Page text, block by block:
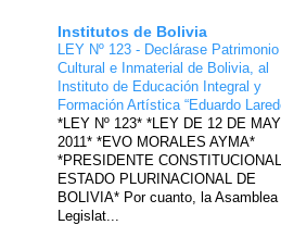
Institutos de Bolivia
LEY Nº 123 - Declárase Patrimonio
Cultural e Inmaterial de Bolivia, al
Instituto de Educación Integral y
Formación Artística “Eduardo
*LEY Nº 123* *LEY DE 12 DE
2011* *EVO MORALES AYMA*
*PRESIDENTE
ESTADO PLURINACIONAL DE
BOLIVIA* Por cuanto, la Asamblea
Legislat...